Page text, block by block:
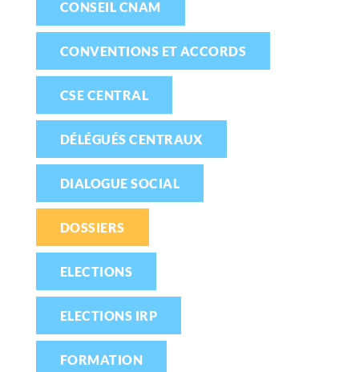
CONSEIL CNAM
CONVENTIONS ET ACCORDS
CSE CENTRAL
DÉLÉGUÉS CENTRAUX
DIALOGUE SOCIAL
DOSSIERS
ELECTIONS
ELECTIONS IRP
FORMATION